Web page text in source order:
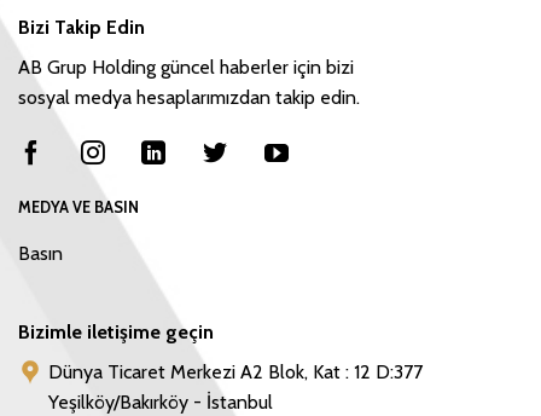
Bizi Takip Edin
AB Grup Holding güncel haberler için bizi
sosyal medya hesaplarımızdan takip edin.
MEDYA VE BASIN
Basın
Bizimle iletişime geçin
Dünya Ticaret Merkezi A2 Blok, Kat : 12 D:377
Yeşilköy/Bakırköy - İstanbul